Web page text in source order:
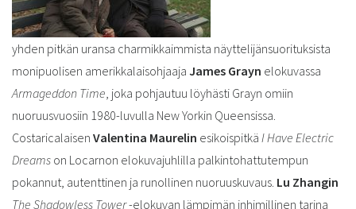
yhden pitkän uransa charmikkaimmista näyttelijänsuorituksista
monipuolisen amerikkalaisohjaaja James Grayn elokuvassa
Armageddon Time , joka pohjautuu löyhästi Grayn omiin
nuoruusvuosiin 1980-luvulla New Yorkin Queensissa.
Costaricalaisen Valentina Maurelin esikoispitkä I Have Electric
Dreams on Locarnon elokuvajuhlilla palkintohattutempun
pokannut, autenttinen ja runollinen nuoruuskuvaus. Lu Zhangin
The Shadowless Tower-elokuvan lämpimän inhimillinen tarina